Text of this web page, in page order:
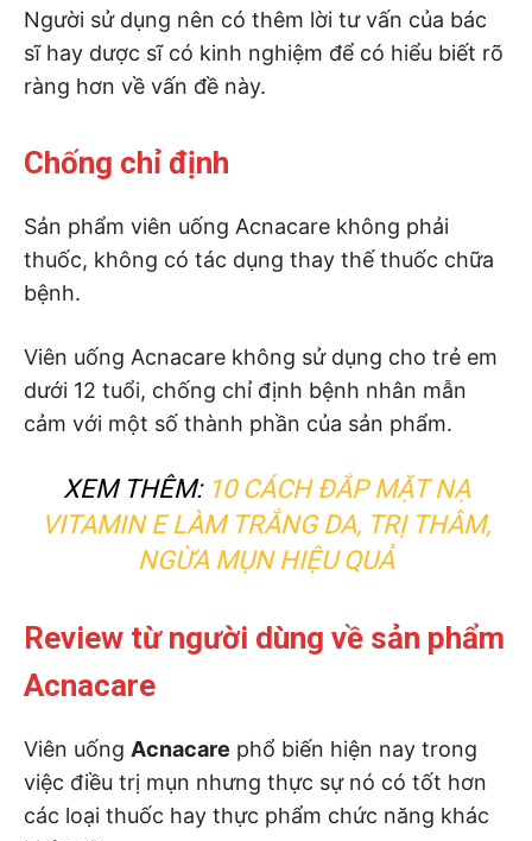
Người sử dụng nên có thêm lời tư vấn của bác
sĩ hay dược sĩ có kinh nghiệm để có hiểu biết rõ
ràng hơn về vấn đề này.
Chống chỉ định
Sản phẩm viên uống Acnacare không phải
thuốc, không có tác dụng thay thế thuốc chữa
bệnh.
Viên uống Acnacare không sử dụng cho trẻ em
dưới 12 tuổi, chống chỉ định bệnh nhân mẫn
cảm với một số thành phần của sản phẩm.
XEM THÊM: 10 CÁCH ĐẮP MẶT NẠ
VITAMIN E LÀM TRẮNG DA, TRỊ THÂM,
NGỪA MỤN HIỆU QUẢ
Review từ người dùng về sản phẩm
Acnacare
Viên uống Acnacare phổ biến hiện nay trong
việc điều trị mụn nhưng thực sự nó có tốt hơn
các loại thuốc hay thực phẩm chức năng khác